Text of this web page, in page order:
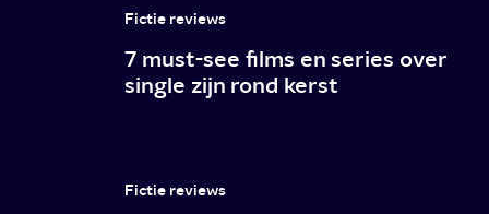
Fictie reviews
7 must-see films en series over
single zijn rond kerst
Fictie reviews